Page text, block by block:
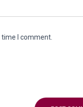
I comment.